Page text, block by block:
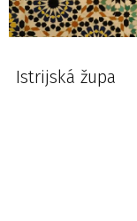
Istrijská župa